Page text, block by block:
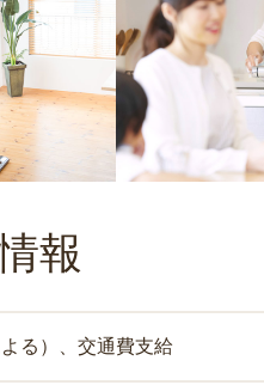
報
る）、交通費支給